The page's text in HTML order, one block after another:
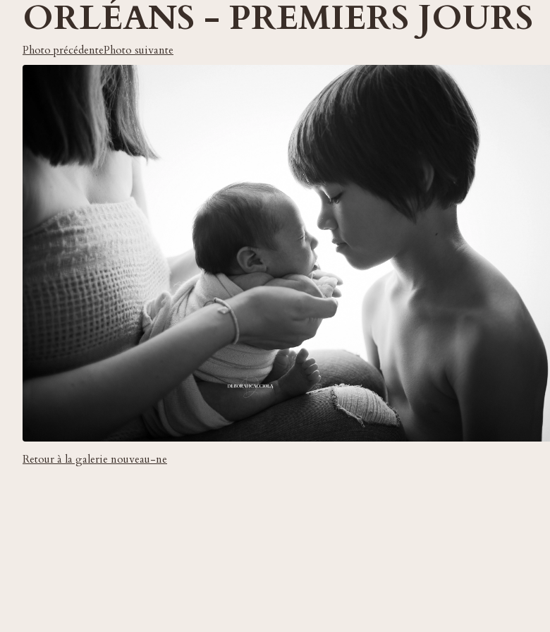
ORLÉANS - PREMIERS JOURS
Photo précédentePhoto suivante
Retour à la galerie nouveau-ne